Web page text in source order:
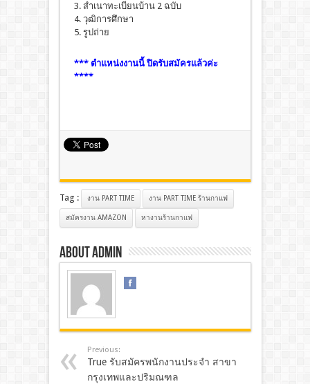
3. สำเนาทะเบียนบ้าน 2 ฉบับ
4. วุฒิการศึกษา
5. รูปถ่าย
*** ตำแหน่งงานนี้ ปิดรับสมัครแล้วค่ะ
****
Tag : งาน PART TIME งาน PART TIME ร้านกาแฟ
สมัครงาน AMAZON หางานร้านกาแฟ
About admin
Previous:
True รับสมัครพนักงานประจำ สาขา
กรุงเทพและปริมณฑล